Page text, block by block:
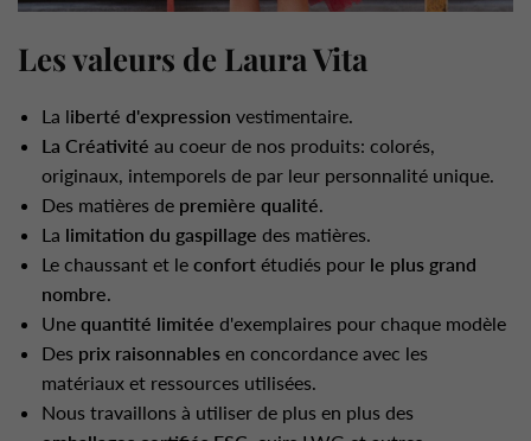
Les valeurs de Laura Vita
La liberté d'expression vestimentaire.
La Créativité au coeur de nos produits: colorés,
originaux, intemporels de par leur personnalité unique.
Des matières de première qualité.
La limitation du gaspillage des matières.
Le chaussant et le confort étudiés pour le plus grand
nombre.
Une quantité limitée d'exemplaires pour chaque modèle
Des prix raisonnables en concordance avec les
matériaux et ressources utilisées.
Nous travaillons à utiliser de plus en plus des